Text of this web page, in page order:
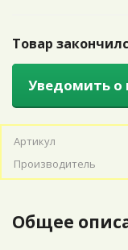
Товар
Уведомить о
Артикул
Производитель
Общее